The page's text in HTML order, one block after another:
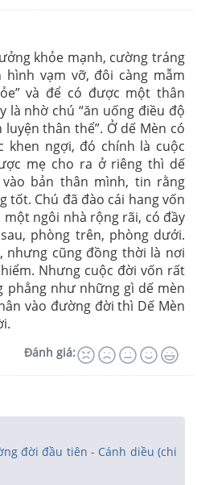
khỏe mạnh, cường tráng
hình vạm vỡ, đôi càng mẫm
và để có được một thân
là nhờ chú “ăn uống điều độ
thân thể”. Ở dế Mèn có
ngợi, đó chính là cuộc
mẹ cho ra ở riêng thì dế
bản thân mình, tin rằng
tốt. Chú đã đào cái hang vốn
ngôi nhà rộng rãi, có đầy
phòng trên, phòng dưới.
nhưng cũng đồng thời là nơi
Nhưng cuộc đời vốn rất
phẳng như những gì dế mèn
vào đường đời thì Dế Mèn
Đánh giá:
đời đầu tiên - Cánh diều (chi